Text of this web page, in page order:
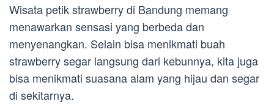
Wisata petik strawberry di Bandung memang
menawarkan sensasi yang berbeda dan
menyenangkan. Selain bisa menikmati buah
strawberry segar langsung dari kebunnya, kita juga
bisa menikmati suasana alam yang hijau dan segar
di sekitarnya.